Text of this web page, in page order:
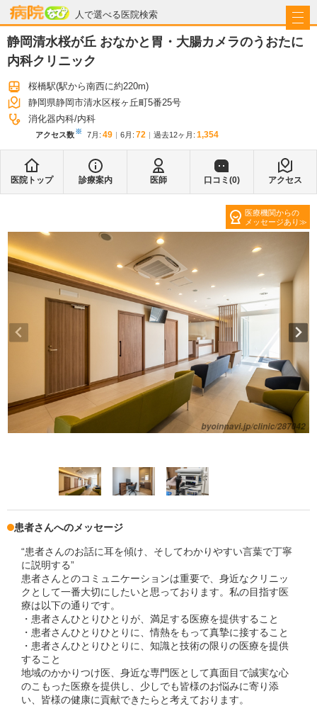
人で選べる医院検索
病院なび
静岡清水桜が丘 おなかと胃・大腸カメラのうおたに
内科クリニック
桜橋駅(駅から南西に約220m)
静岡県静岡市清水区桜ヶ丘町5番25号
消化器内科 内科
アクセス数※ 7月 : 49 6月 : 72 過去12ヶ月: 1,354
医院トップ 診療案内 医師 口コミ(0) アクセス
医療機関からの
メッセージあり
患者さんへのメッセージ
“患者さんのお話に耳を傾け、そしてわかりやすい言葉で丁寧
に説明する”
患者さんとのコミュニケーションは重要で、身近なクリニッ
クとして一番大切にしたいと思っております。私の目指す医
療は以下の通りです。
・患者さんひとりひとりが、満足する医療を提供すること
・患者さんひとりひとりに、情熱をもって真摯に接すること
・患者さんひとりひとりに、知識と技術の限りの医療を提供
すること
地域のかかりつけ医、身近な専門医として真面目で誠実な心
のこもった医療を提供し、少しでも皆様のお悩みに寄り添
い、皆様の健康に貢献できたらと考えております。